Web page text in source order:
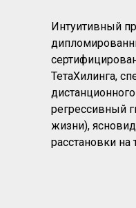
Интуитивный
ТетаХилинга,
регрессивный
жизни),
расстановки на